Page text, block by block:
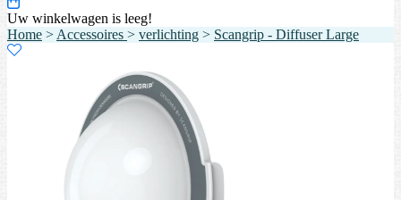
Uw winkelwagen is leeg!
Home > Accessoires > verlichting > Scangrip - Diffuser Large